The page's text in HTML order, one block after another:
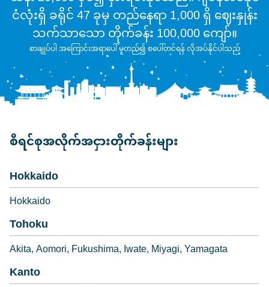
ငံလုံးရှိ ခရိုင် 47 ခုမှ တည်နေရာ 1,000 ရှိ ဈေးနှုန်း
သက်သာသော တိုက်ခန်း 100,000 ကျော်။
စာချုပ်ပါ အကြောင်းအရာပေါ် မူတည်၍ စပေါ်တင်ရန် လိုအပ်နိုင်ပါသည်
စီရင်စုအလိုက်အငှားတိုက်ခန်းများ
Hokkaido
Hokkaido
Tohoku
Akita Aomori Fukushima Iwate Miyagi Yamagata
Kanto